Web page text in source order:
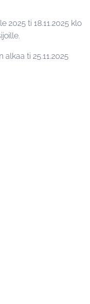
2025 ti 18.11.2025 klo
ti 25.11.2025